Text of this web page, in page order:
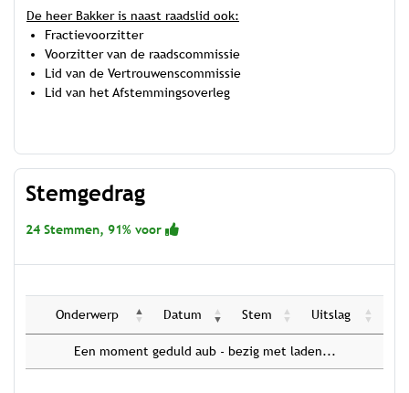
De heer Bakker is naast raadslid ook:
Fractievoorzitter
Voorzitter van de raadscommissie
Lid van de Vertrouwenscommissie
Lid van het Afstemmingsoverleg
Stemgedrag
24 Stemmen, 91% voor
Onderwerp Datum Stem Uitslag
Een moment geduld aub - bezig met laden...